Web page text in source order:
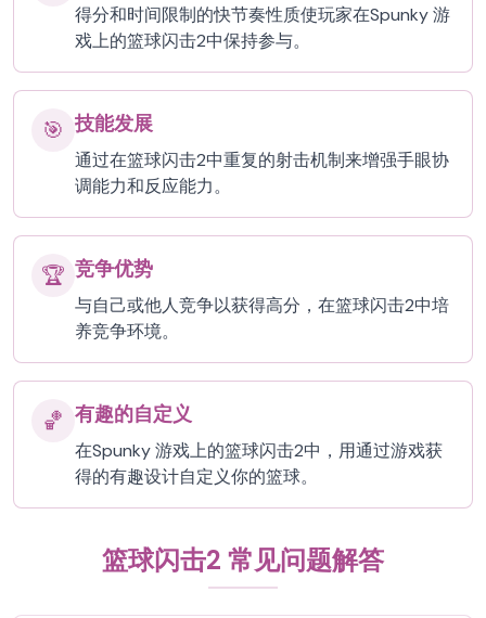
得分和时间限制的快节奏性质使玩家在Spunky 游
戏上的篮球闪击2中保持参与。
🎯 技能发展
通过在篮球闪击2中重复的射击机制来增强手眼协
调能力和反应能力。
🏆 竞争优势
与自己或他人竞争以获得高分，在篮球闪击2中培
养竞争环境。
🏀 有趣的自定义
在Spunky 游戏上的篮球闪击2中，用通过游戏获
得的有趣设计自定义你的篮球。
篮球闪击2 常见问题解答